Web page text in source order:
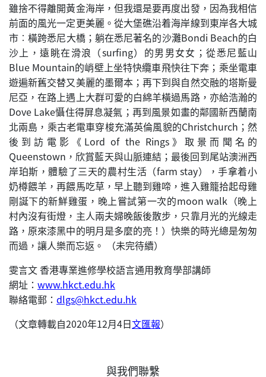
雖捨不得離開黃金海岸，但我還是要再度出發，因為我相信
前面的風光一定更美麗。從大堡礁沿着海岸線到東岸各大城
市︰橫跨悉尼大橋；躺在悉尼著名的沙灘Bondi Beach的白
沙上，遠眺在滑浪（surfing）的男男女女；從悉尼藍山
Blue Mountain的峭壁上坐特快纜車飛快往下奔；乘坐電車
遊遍新舊交替又美麗的墨爾本；再下到與自然交融的塔斯曼
尼亞，在路上遇上大群可愛的白綿羊橫過馬路，亦給浩瀚的
Dove Lake懾住得屏息凝氣；再到風景如畫的鄰國新西蘭南
北兩島，乘古老電車穿梭充滿英倫風貌的Christchurch；然
後到訪電影《Lord of the Rings》取景而聞名的
Queenstown，欣賞藍天與山脈連結；最後回到尾站澳洲西
岸珀斯，體驗了三天的農村生活（farm stay），手拿着小
奶樽餵羊，再餵馬吃草，早上聽到雞啼，進入雞籠拾起母雞
剛誕下的新鮮雞蛋，晚上嘗試第一次的moon walk（晚上
村內沒有街燈，主人兩夫婦晚飯後散步，只靠月光的光線走
路，原來漆黑中的明月是多麼的亮！）快樂的時光總是匆匆
而過，讓人樂而忘返。 （未完待續）
雯言文 香港專業進修學校語言通用教育學部講師
網址： www.hkct.edu.hk
聯絡電郵： dlgs@hkct.edu.hk
（文章轉載自2020年12月4日文匯報）
與我們聯繫